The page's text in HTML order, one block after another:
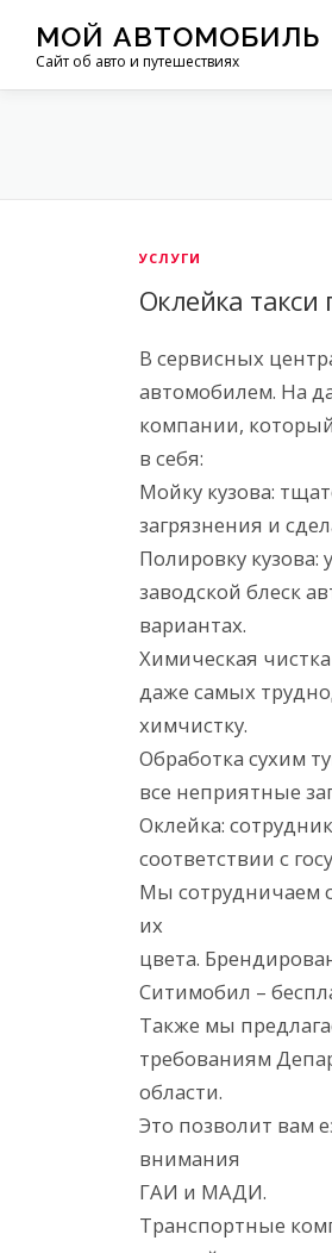
МОЙ АВТОМОБИЛЬ
Сайт об авто и путешествиях
УСЛУГИ
Оклейка
В сервисных
автомобилем. На
компании,
в себя:
Мойку кузова:
загрязнения и
Полировку
заводской блеск
вариантах.
Химическая
даже самых
химчистку.
Обработка сухим
все неприятные
Оклейка:
соответствии с
Мы сотрудничаем
их
цвета.
Ситимобил –
Также мы
требованиям
области.
Это позволит вам
внимания
ГАИ и МАДИ.
Транспортные